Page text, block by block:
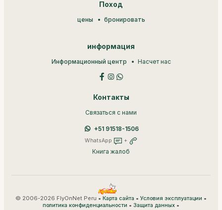
Поход
цены бронировать
информация
Информационный центр Насчет нас
Контакты
Связаться с нами
+51 91518-1506
WhatsApp +
Книга жалоб
© 2006-2026 FlyOnNet Peru • Карта сайта • Условия эксплуатации •
политика конфиденциальности • Защита данных •